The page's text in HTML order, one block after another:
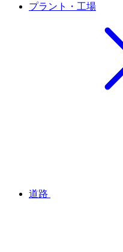
プラント・工場
道路